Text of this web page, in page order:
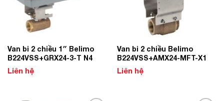
Van bi 2 chiều 1″ Belimo
B224VSS+GRX24-3-T N4
Liên hệ
Van bi 2 chiều Belimo
B224VSS+AMX24-MFT-X1
Liên hệ